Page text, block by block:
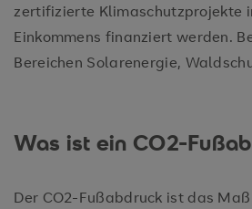
zertifizierte Klimaschutzprojekte
Einkommens finanziert werden.
Bereichen Solarenergie,
Was ist ein CO2-
Der CO2-Fußabdruck ist das